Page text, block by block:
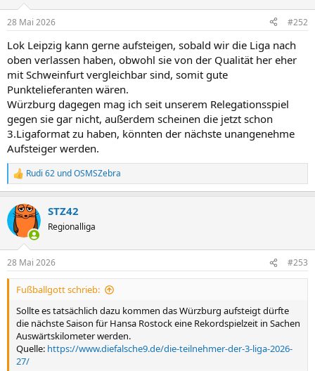
e
:
28 Mai 2026 #252
Lok Leipzig kann gerne aufsteigen, sobald wir die Liga nach
oben verlassen haben, obwohl sie von der Qualität her eher
mit Schweinfurt vergleichbar sind, somit gute
Punktelieferanten wären.
Würzburg dagegen mag ich seit unserem Relegationsspiel
gegen sie gar nicht, außerdem scheinen die jetzt schon
3.Ligaformat zu haben, könnten der nächste unangenehme
Aufsteiger werden.
R
e
k
t
i
e
n
Rudi 62 undOSMSZebra
STZ42
Regionalliga
28 Mai 2026 #253
Fußballgott schrieb:
Sollte es tatsächlich dazu kommen das Würzburg aufsteigt dürfte
die nächste Saison für Hansa Rostock eine Rekordspielzeit in Sachen
Auswärtskilometer werden.
Quelle: https://www.diefalsche9.de/die-teilnehmer-der-3-liga-2026-
27/